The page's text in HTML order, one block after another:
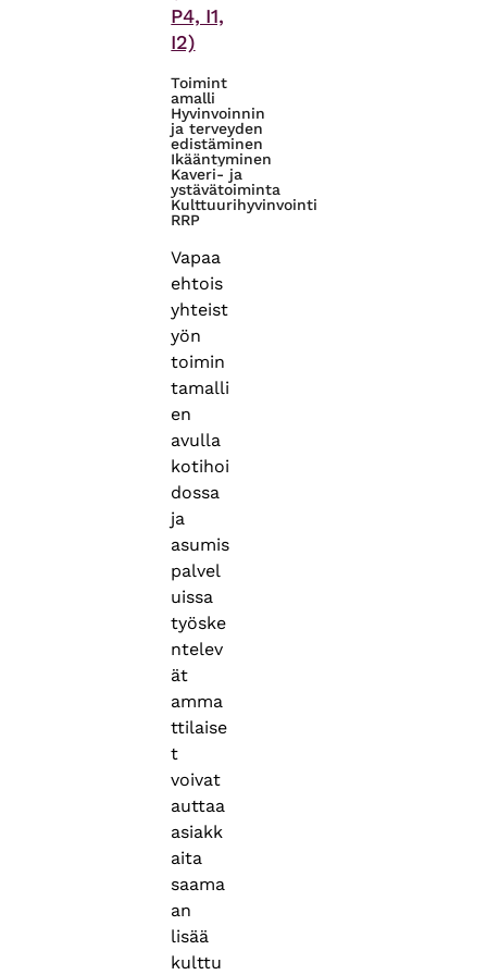
P4, I1,
I2)
Toimint
amalli
Hyvinvoinnin
ja terveyden
edistäminen
Ikääntyminen
Kaveri- ja
ystävätoiminta
Kulttuurihyvinvointi
RRP
Vapaa
ehtois
yhteist
yön
toimin
tamalli
en
avulla
kotihoi
dossa
ja
asumis
palvel
uissa
työske
ntelev
ät
amma
ttilaise
t
voivat
auttaa
asiakk
aita
saama
an
lisää
kulttu